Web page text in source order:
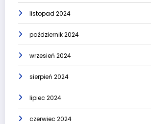
listopad 2024
październik 2024
wrzesień 2024
sierpień 2024
lipiec 2024
czerwiec 2024